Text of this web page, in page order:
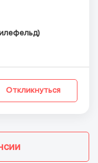
Откликнуться